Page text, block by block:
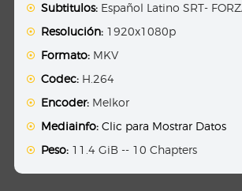
Subtitulos: Español Latino SRT-
Resolución: 1920x1080p
Formato: MKV
Codec: H.264
Encoder: Melkor
Mediainfo: Clic para Mostrar Datos
Peso: 11.4 GiB -- 10 Chapters